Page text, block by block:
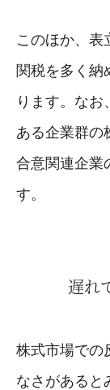
このほか、表
関税を多く納
ります。な
ある企業群の
合意関連企業
す。
遅れ
株式市場での
なさがあると